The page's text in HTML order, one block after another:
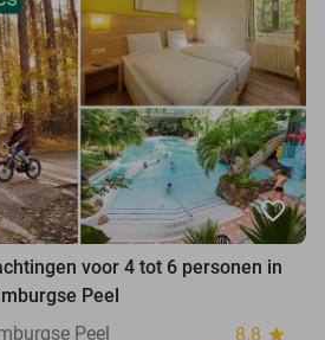
favorite_border
voor 4 tot 6 personen in
Peel
Peel
8.8 star